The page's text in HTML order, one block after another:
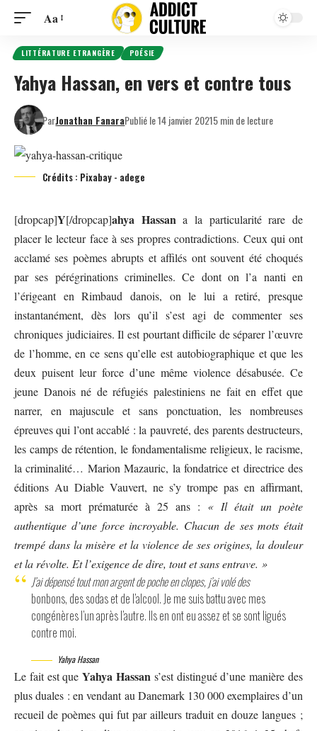
Aa
LITTÉRATURE ETRANGÈRE POÉSIE
Yahya Hassan, en vers et contre tous
ParJonathan FanaraPublié le 14 janvier 20215 min de lecture
Crédits : Pixabay - adege
[dropcap]Y[/dropcap]ahya Hassan a la particularité rare de
placer le lecteur face à ses propres contradictions. Ceux qui ont
acclamé ses poèmes abrupts et affilés ont souvent été choqués
par ses pérégrinations criminelles. Ce dont on l’a nanti en
l’érigeant en Rimbaud danois, on le lui a retiré, presque
instantanément, dès lors qu’il s’est agi de commenter ses
chroniques judiciaires. Il est pourtant difficile de séparer l’œuvre
de l’homme, en ce sens qu’elle est autobiographique et que les
deux puisent leur force d’une même violence désabusée. Ce
jeune Danois né de réfugiés palestiniens ne fait en effet que
narrer, en majuscule et sans ponctuation, les nombreuses
épreuves qui l’ont accablé : la pauvreté, des parents destructeurs,
les camps de rétention, le fondamentalisme religieux, le racisme,
la criminalité… Marion Mazauric, la fondatrice et directrice des
éditions Au Diable Vauvert, ne s’y trompe pas en affirmant,
après sa mort prématurée à 25 ans : « Il était un poète
authentique d’une force incroyable. Chacun de ses mots était
trempé dans la misère et la violence de ses origines, la douleur
et la révolte. Et l’exigence de dire, tout et sans entrave. »
J’ai dépensé tout mon argent de poche en clopes, j’ai volé des
bonbons, des sodas et de l’alcool. Je me suis battu avec mes
congénères l’un après l’autre. Ils en ont eu assez et se sont ligués
contre moi.
Yahya Hassan
Le fait est queYahya Hassan s’est distingué d’une manière des
plus duales : en vendant au Danemark 130 000 exemplaires d’un
recueil de poèmes qui fut par ailleurs traduit en douze langues ;